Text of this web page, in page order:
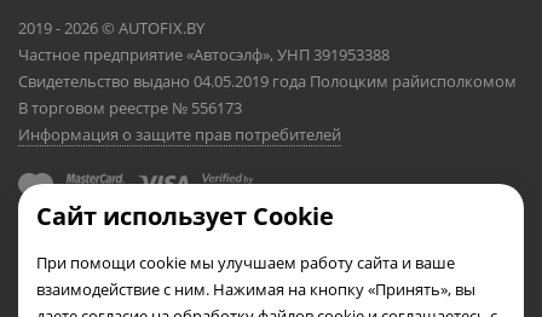
2019 - 2026 © AUTOFIX.BY
Частное предприятие «Автосэлф», УНП 391953388
Свидетельство выдано 04.05.2019 года Полоцким райисполкомом
В торговом реестре № 556173
Информация о защите прав потребителей
Сайт использует Cookie
При помощи cookie мы улучшаем работу сайта и ваше
взаимодействие с ним. Нажимая на кнопку «Принять», вы